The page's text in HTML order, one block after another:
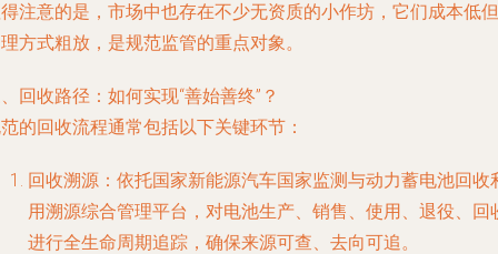
注意的是，市场中也存在不少无资质的小作坊，它们成本低但
方式粗放，是规范监管的重点对象。
回收路径：如何实现“善始善终”？
的回收流程通常包括以下关键环节：
回收溯源 ：依托国家新能源汽车国家监测与动力蓄电池回收
用溯源综合管理平台，对电池生产、销售、使用、退役、回
进行全生命周期追踪，确保来源可查、去向可追。